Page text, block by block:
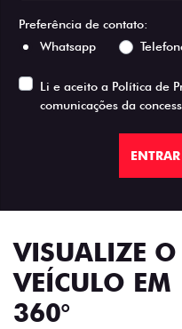
Preferência de contato:
Whatsapp
Li e aceito a Política de
comunicações da
VISUALIZE O
VEÍCULO EM
360°